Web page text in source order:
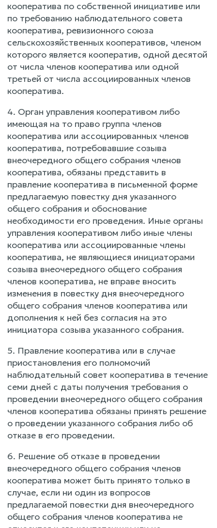
кооператива по собственной инициативе или
по требованию наблюдательного совета
кооператива, ревизионного союза
сельскохозяйственных кооперативов, членом
которого является кооператив, одной десятой
от числа членов кооператива или одной
третьей от числа ассоциированных членов
кооператива.
4. Орган управления кооперативом либо
имеющая на то право группа членов
кооператива или ассоциированных членов
кооператива, потребовавшие созыва
внеочередного общего собрания членов
кооператива, обязаны представить в
правление кооператива в письменной форме
предлагаемую повестку дня указанного
общего собрания и обоснование
необходимости его проведения. Иные органы
управления кооперативом либо иные члены
кооператива или ассоциированные члены
кооператива, не являющиеся инициаторами
созыва внеочередного общего собрания
членов кооператива, не вправе вносить
изменения в повестку дня внеочередного
общего собрания членов кооператива или
дополнения к ней без согласия на это
инициатора созыва указанного собрания.
5. Правление кооператива или в случае
приостановления его полномочий
наблюдательный совет кооператива в течение
семи дней с даты получения требования о
проведении внеочередного общего собрания
членов кооператива обязаны принять решение
о проведении указанного собрания либо об
отказе в его проведении.
6. Решение об отказе в проведении
внеочередного общего собрания членов
кооператива может быть принято только в
случае, если ни один из вопросов
предлагаемой повестки дня внеочередного
общего собрания членов кооператива не